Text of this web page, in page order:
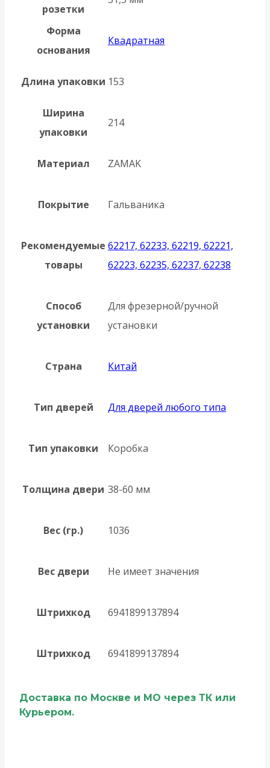
розетки
Форма
основания
Квадратная
Длина упаковки 153
Ширина
упаковки
214
Материал ZAMAK
Покрытие Гальваника
Рекомендуемые
товары
62217, 62233, 62219, 62221,
62223, 62235, 62237, 62238
Способ
установки
Для фрезерной/ручной
установки
Страна Китай
Тип дверей Для дверей любого типа
Тип упаковки Коробка
Толщина двери 38-60 мм
Вес (гр.) 1036
Вес двери Не имеет значения
Штрихкод 6941899137894
Штрихкод 6941899137894
Доставка по Москве и МО через ТК или
Курьером.